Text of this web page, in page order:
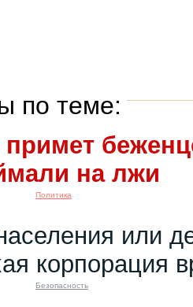
по теме:
примет
на лжи
Политика
или
корпорация
Безопасность